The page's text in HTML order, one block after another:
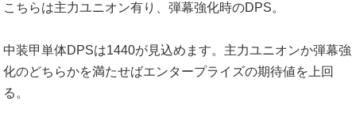
こちらは主力ユニオン有り、弾幕強化時のDPS。
中装甲単体DPSは1440が見込めます。主力ユニオンか弾幕強
化のどちらかを満たせばエンタープライズの期待値を上回
る。